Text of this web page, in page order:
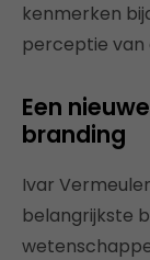
kenmerken
perceptie van
Een
branding
Ivar
belangrijkste